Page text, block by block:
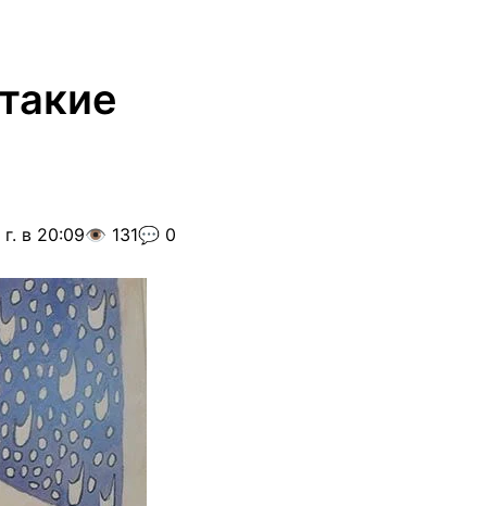
в 20:09👁️ 131💬 0